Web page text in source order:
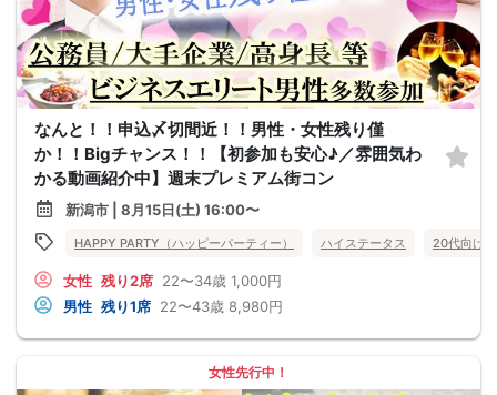
なんと！！申込〆切間近！！男性・女性残り僅
か！！Bigチャンス！！【初参加も安心♪／雰囲気わ
かる動画紹介中】週末プレミアム街コン
新潟市 | 8月15日(土) 16:00〜
HAPPY PARTY（ハッピーパーティー） ハイステータス 20代向け
女性 残り2席 22〜34歳 1,000円
男性 残り1席 22〜43歳 8,980円
女性先行中！